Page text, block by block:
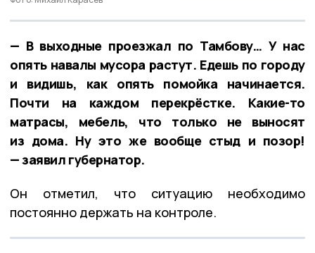
— В выходные проезжал по Тамбову… У нас
опять навалы мусора растут. Едешь по городу
и видишь, как опять помойка начинается.
Почти на каждом перекрёстке. Какие-то
матрасы, мебель, что только не выносят
из дома. Ну это же вообще стыд и позор!
— заявил губернатор.
Он отметил, что ситуацию необходимо
постоянно держать на контроле.